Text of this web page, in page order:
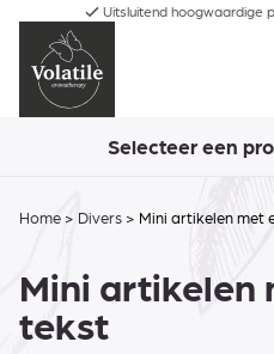
Uitsluitend hoogwaardige
Selecteer een
Home > Divers > Mini artikelen met
Mini artikelen
tekst